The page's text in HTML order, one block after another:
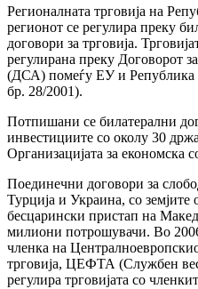
Регионалната трговија на
регионот се регулира преку
договори за трговија.
регулирана преку Договорот
(ДСА) помеѓу ЕУ и Република
бр. 28/2001).
Потпишани се билатерални
инвестициите со околу 30
Организацијата за економска
Поединечни договори за
Турција и Украина, со
беcцарински пристап на
милиони потрошувачи. Во
членка на
трговија, ЦЕФТА (Службен
регулира трговијата со